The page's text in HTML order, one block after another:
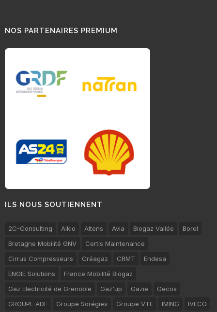
NOS PARTENAIRES PREMIUM
ILS NOUS SOUTIENNENT
2C-Consulting Alkio Altens Avia Biogaz Vallée
Borel
Bretagne Mobilité GNV
Certis Maintenance
Cirrus Compresseurs
Créagaz CRMT
Endesa
ENGIE Solutions
France Mobilité Biogaz
Gaz Electricité de Grenoble
Gaz'up Gazie
Gecos
GROUPE ADF
Groupe Sorégies Groupe VTE IMING IVECO